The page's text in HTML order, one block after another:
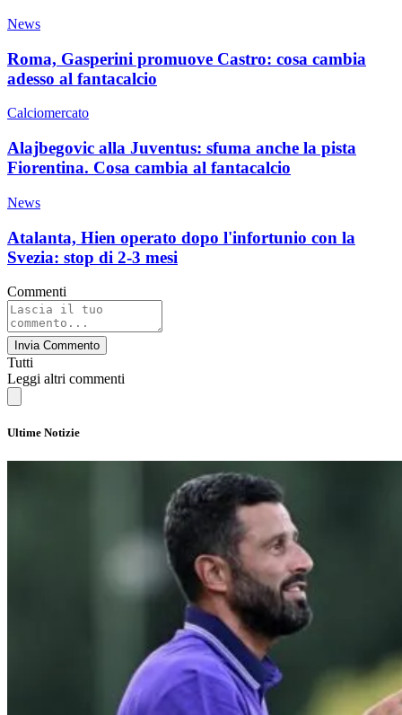
News
Roma, Gasperini promuove Castro: cosa cambia
adesso al fantacalcio
Calciomercato
Alajbegovic alla Juventus: sfuma anche la pista
Fiorentina. Cosa cambia al fantacalcio
News
Atalanta, Hien operato dopo l'infortunio con la
Svezia: stop di 2-3 mesi
Commenti
Invia Commento
Tutti
Leggi altri commenti
Ultime Notizie